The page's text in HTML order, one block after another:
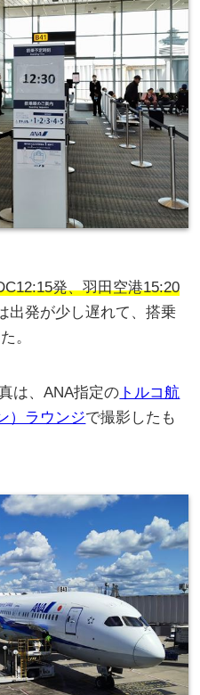
発、羽田空港15:20
出発が少し遅れて、搭乗
。
は、ANA指定の トルコ航
）ラウンジで撮影したも